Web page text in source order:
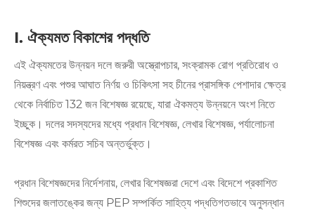
I. ঐক্যমত বিকাশের পদ্ধতি
এই ঐক্যমতের উন্নয়ন দলে জরুরী অস্ত্রোপচার, সংক্রামক রোগ প্রতিরোধ ও
নিয়ন্ত্রণ এবং পশুর আঘাত নির্ণয় ও চিকিৎসা সহ চীনের প্রাসঙ্গিক পেশাদার ক্ষেত্র
থেকে নির্বাচিত 132 জন বিশেষজ্ঞ রয়েছে, যারা ঐকমত্য উন্নয়নে অংশ নিতে
ইচ্ছুক। দলের সদস্যদের মধ্যে প্রধান বিশেষজ্ঞ, লেখার বিশেষজ্ঞ, পর্যালোচনা
বিশেষজ্ঞ এবং কর্মরত সচিব অন্তর্ভুক্ত।
প্রধান বিশেষজ্ঞদের নির্দেশনায়, লেখার বিশেষজ্ঞরা দেশে এবং বিদেশে প্রকাশিত
শিশুদের জলাতঙ্কের জন্য PEP সম্পর্কিত সাহিত্য পদ্ধতিগতভাবে অনুসন্ধান